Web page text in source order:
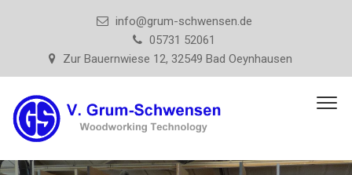
info@grum-schwensen.de
05731 52061
Zur Bauernwiese 12, 32549 Bad Oeynhausen